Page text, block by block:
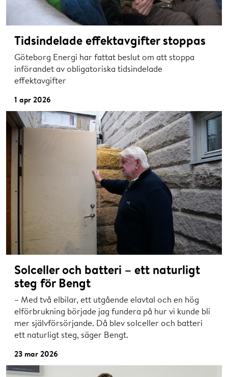
Tidsindelade effektavgifter stoppas
Göteborg Energi har fattat beslut om att stoppa
införandet av obligatoriska tidsindelade
effektavgifter
1 apr 2026
Solceller och batteri – ett naturligt
steg för Bengt
– Med två elbilar, ett utgående elavtal och en hög
elförbrukning började jag fundera på hur vi kunde bli
mer självförsörjande. Då blev solceller och batteri
ett naturligt steg, säger Bengt.
23 mar 2026